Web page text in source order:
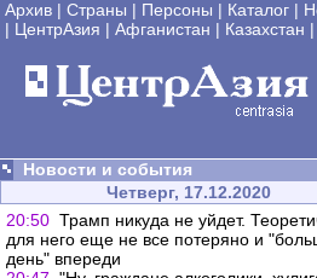
Архив | Страны | Персоны | Каталог |
| ЦентрАзия | Афганистан | Казахстан |
Новости и события
Четверг, 17.12.2020
20:50 Трамп никуда не уйдет.
для него еще не все потеряно и
день" впереди